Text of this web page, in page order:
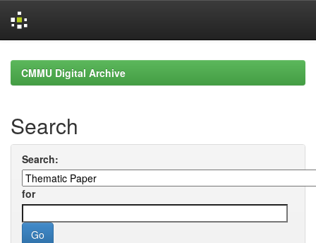
navigationCMMU Digital Archive
Search
Search:
for